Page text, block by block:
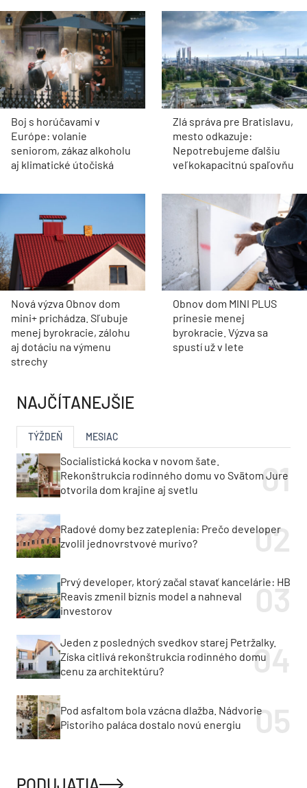
Boj s horúčavami v
Európe: volanie
seniorom, zákaz alkoholu
aj klimatické útočiská
Zlá správa pre Bratislavu,
mesto odkazuje:
Nepotrebujeme ďalšiu
veľkokapacitnú spaľovňu
Nová výzva Obnov dom
mini+ prichádza. Sľubuje
menej byrokracie, zálohu
aj dotáciu na výmenu
strechy
Obnov dom MINI PLUS
prinesie menej
byrokracie. Výzva sa
spustí už v lete
NAJČÍTANEJŠIE
TÝŽDEŇ MESIAC
Socialistická kocka v novom šate.
Rekonštrukcia rodinného domu vo Svätom Jure
otvorila dom krajine aj svetlu
Radové domy bez zateplenia: Prečo developer
zvolil jednovrstvové murivo?
Prvý developer, ktorý začal stavať kancelárie: HB
Reavis zmenil biznis model a nahneval
investorov
Jeden z posledných svedkov starej Petržalky.
Získa citlivá rekonštrukcia rodinného domu
cenu za architektúru?
Pod asfaltom bola vzácna dlažba. Nádvorie
Pistoriho paláca dostalo novú energiu